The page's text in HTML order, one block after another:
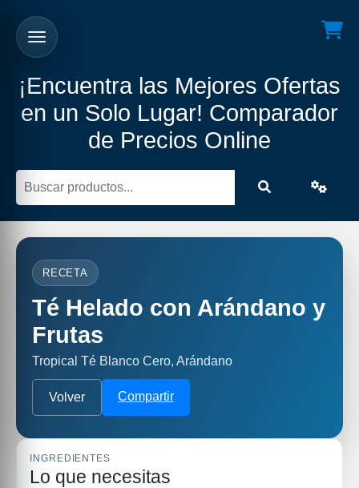
¡Encuentra las Mejores Ofertas
en un Solo Lugar! Comparador
de Precios Online
RECETA
Té Helado con Arándano y
Frutas
Tropical Té Blanco Cero, Arándano
Volver Compartir
INGREDIENTES
Lo que necesitas